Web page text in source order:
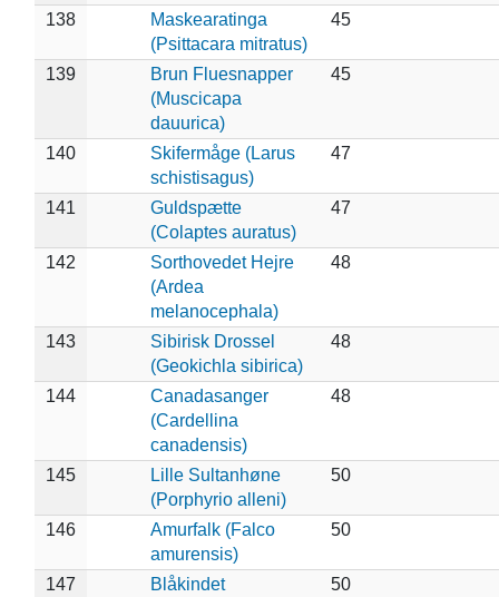
138
Maskearatinga
(Psittacara mitratus)
45
139
Brun Fluesnapper
(Muscicapa
dauurica)
45
140
Skifermåge (Larus
schistisagus)
47
141
Guldspætte
(Colaptes auratus)
47
142
Sorthovedet Hejre
(Ardea
melanocephala)
48
143
Sibirisk Drossel
(Geokichla sibirica)
48
144
Canadasanger
(Cardellina
canadensis)
48
145
Lille Sultanhøne
(Porphyrio alleni)
50
146
Amurfalk (Falco
amurensis)
50
147
Blåkindet
50